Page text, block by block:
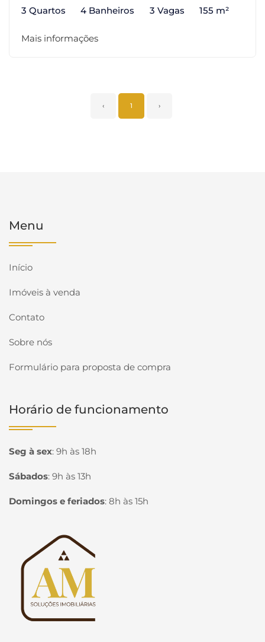
3 Quartos 4 Banheiros 3 Vagas 155 m²
Mais informações
‹ 1 ›
Menu
Início
Imóveis à venda
Contato
Sobre nós
Formulário para proposta de compra
Horário de funcionamento
Seg à sex: 9h às 18h
Sábados: 9h às 13h
Domingos e feriados: 8h às 15h
Página inicial